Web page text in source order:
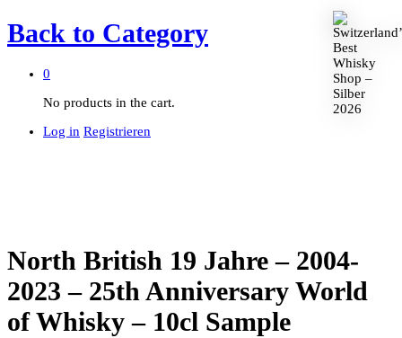
Back to Category
0
No products in the cart.
Log in Registrieren
North British 19 Jahre – 2004-
2023 – 25th Anniversary World
of Whisky – 10cl Sample